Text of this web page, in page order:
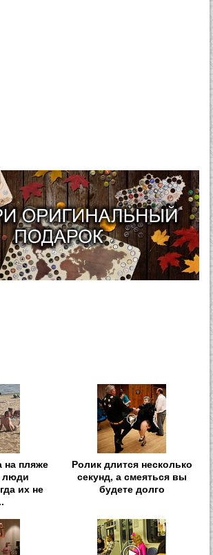
на пляже
люди
их не
Ролик длится несколько
секунд, а смеяться вы
будете долго